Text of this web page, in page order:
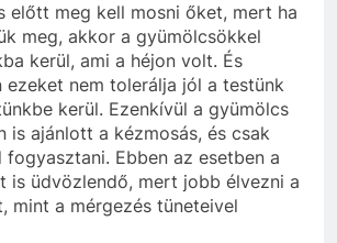
előtt meg kell mosni őket, mert ha
meg, akkor a gyümölcsökkel
kerül, ami a héjon volt. És
ezeket nem tolerálja jól a testünk
kerül. Ezenkívül a gyümölcs
is ajánlott a kézmosás, és csak
fogyasztani. Ebben az esetben a
is üdvözlendő, mert jobb élvezni a
mint a mérgezés tüneteivel